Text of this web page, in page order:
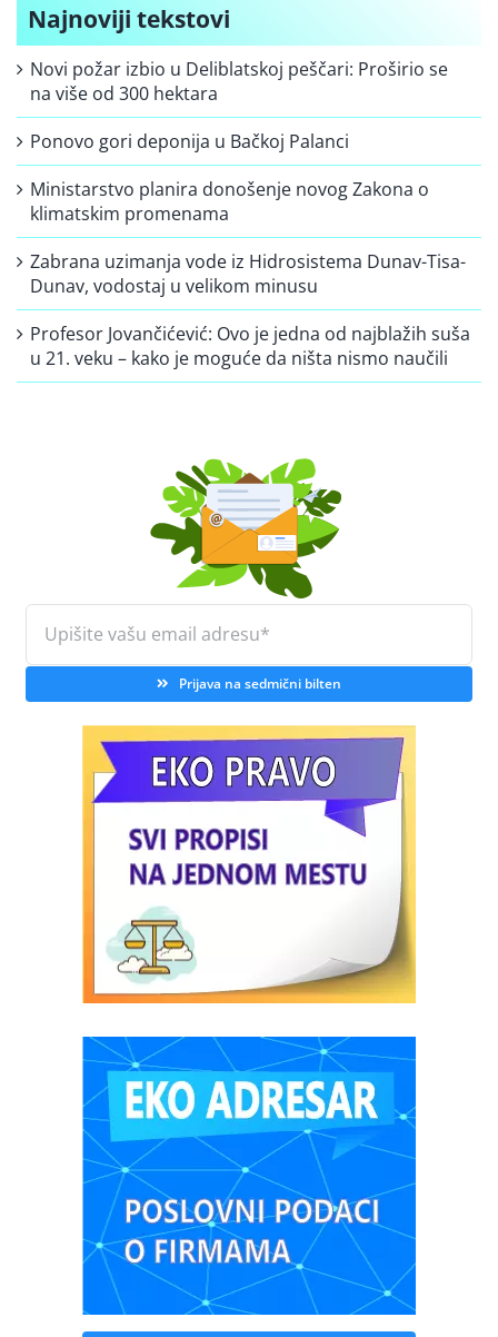
Najnoviji tekstovi
Novi požar izbio u Deliblatskoj peščari: Proširio se
na više od 300 hektara
Ponovo gori deponija u Bačkoj Palanci
Ministarstvo planira donošenje novog Zakona o
klimatskim promenama
Zabrana uzimanja vode iz Hidrosistema Dunav-Tisa-
Dunav, vodostaj u velikom minusu
Profesor Jovančićević: Ovo je jedna od najblažih suša
u 21. veku – kako je moguće da ništa nismo naučili
Prijava na sedmični bilten